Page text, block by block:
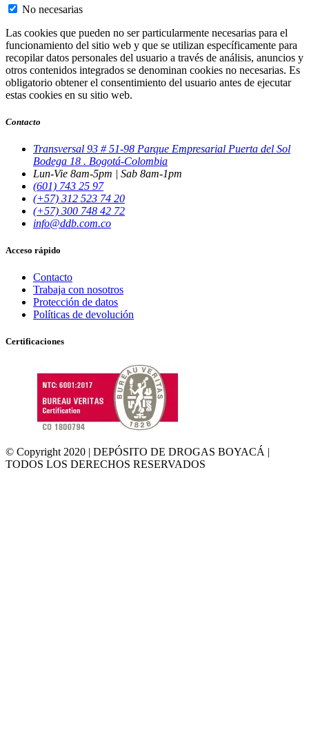
No necesarias
Las cookies que pueden no ser particularmente necesarias para el
funcionamiento del sitio web y que se utilizan específicamente para
recopilar datos personales del usuario a través de análisis, anuncios y
otros contenidos integrados se denominan cookies no necesarias. Es
obligatorio obtener el consentimiento del usuario antes de ejecutar
estas cookies en su sitio web.
Contacto
Transversal 93 # 51-98 Parque Empresarial Puerta del Sol
Bodega 18 . Bogotá-Colombia
Lun-Vie 8am-5pm | Sab 8am-1pm
(601) 743 25 97
(+57) 312 523 74 20
(+57) 300 748 42 72
info@ddb.com.co
Acceso rápido
Contacto
Trabaja con nosotros
Protección de datos
Políticas de devolución
Certificaciones
© Copyright 2020 | DEPÓSITO DE DROGAS BOYACÁ |
TODOS LOS DERECHOS RESERVADOS